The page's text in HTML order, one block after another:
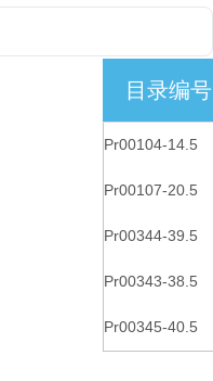
目录编号
Pr00104-14.5
Pr00107-20.5
Pr00344-39.5
Pr00343-38.5
Pr00345-40.5